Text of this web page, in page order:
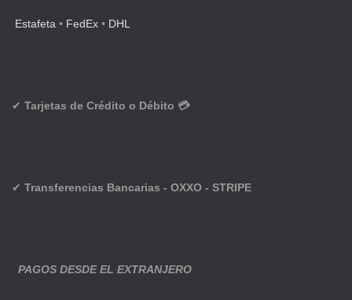
Estafeta • FedEx • DHL
✔ Tarjetas de Crédito o Débito 💳
✔ Transferencias Bancarias - OXXO - STRIPE
PAGOS DESDE EL EXTRANJERO